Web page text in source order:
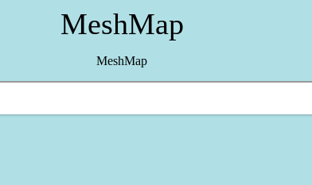
MeshMap
MeshMap